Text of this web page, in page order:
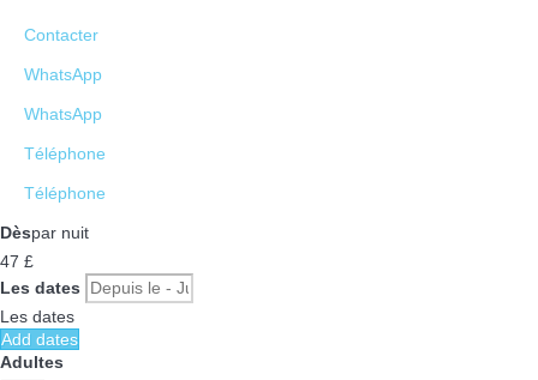
Contacter
WhatsApp
WhatsApp
Téléphone
Téléphone
Dèspar nuit
47 £
Les dates
Les dates
Add dates
Adultes